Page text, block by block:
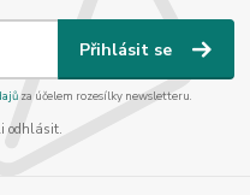
Přihlásit se
za účelem rozesílky newsletteru.
odhlásit.